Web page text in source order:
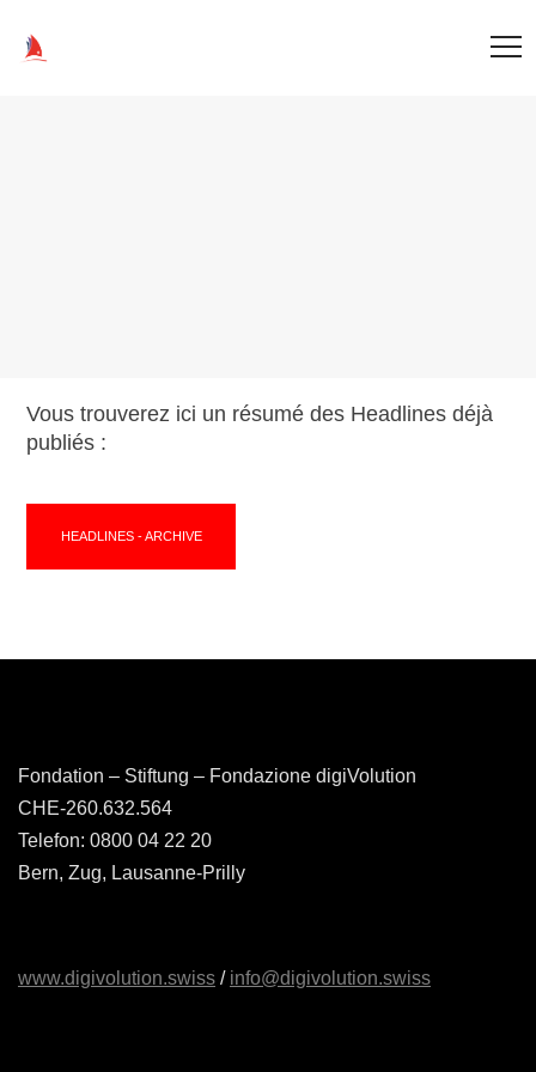
Vous trouverez ici un résumé des Headlines déjà
publiés :
HEADLINES - ARCHIVE
Fondation – Stiftung – Fondazione digiVolution
CHE-260.632.564
Telefon: 0800 04 22 20
Bern, Zug, Lausanne-Prilly
www.digivolution.swiss / info@digivolution.swiss